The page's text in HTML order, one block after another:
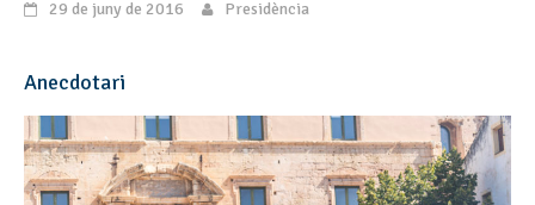
29 de juny de 2016 Presidència
Anecdotari